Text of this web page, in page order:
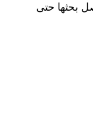
بحثها حتى